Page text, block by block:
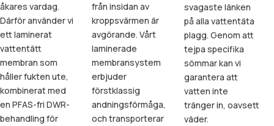
åkares vardag.
Därför använder vi
ett laminerat
vattentätt
membran som
håller fukten ute,
kombinerat med
en PFAS-fri DWR-
behandling för
från insidan av
kroppsvärmen är
avgörande. Vårt
laminerade
membransystem
erbjuder
förstklassig
andningsförmåga,
och transporterar
svagaste länken
på alla vattentäta
plagg. Genom att
tejpa specifika
sömmar kan vi
garantera att
vatten inte
tränger in, oavsett
väder.